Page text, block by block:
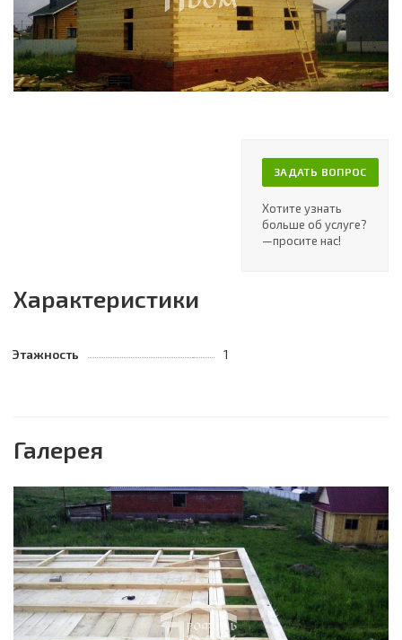
ЗАДАТЬ ВОПРОС
Хотите узнать
больше об услуге?
—просите нас!
Характеристики
Этажность 1
Галерея